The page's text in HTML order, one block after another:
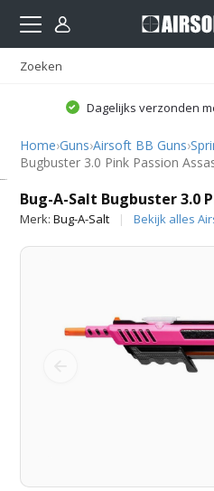
Dagelijks verzonden
Home›Guns›Airsoft BB Guns›
Bugbuster 3.0 Pink Passion
Bug-A-Salt Bugbuster 3.0
Merk:Bug-A-Salt Bekijk alles